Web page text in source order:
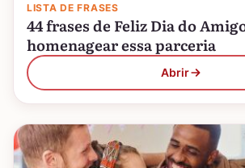
LISTA DE FRASES
44 frases de Feliz Dia do
homenagear essa parceria
Abrir